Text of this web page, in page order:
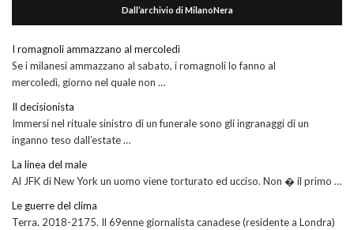
Dall’archivio di MilanoNera
I romagnoli ammazzano al mercoledì
Se i milanesi ammazzano al sabato, i romagnoli lo fanno al
mercoledì, giorno nel quale non …
Il decisionista
Immersi nel rituale sinistro di un funerale sono gli ingranaggi di un
inganno teso dall’estate …
La linea del male
Al JFK di New York un uomo viene torturato ed ucciso. Non � il primo …
Le guerre del clima
Terra. 2018-2175. Il 69enne giornalista canadese (residente a Londra)